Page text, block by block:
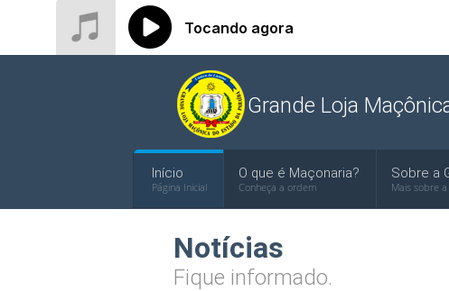
Grande Loja
Início
Página Inicial
O que é Maçonaria?
Conheça a ordem
Sobre a
Mais sobre
Notícias
Fique informado.